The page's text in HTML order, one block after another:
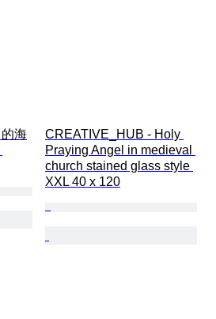
CREATIVE_HUB - Holy
Praying Angel in medieval
church stained glass style
XXL 40 x 120